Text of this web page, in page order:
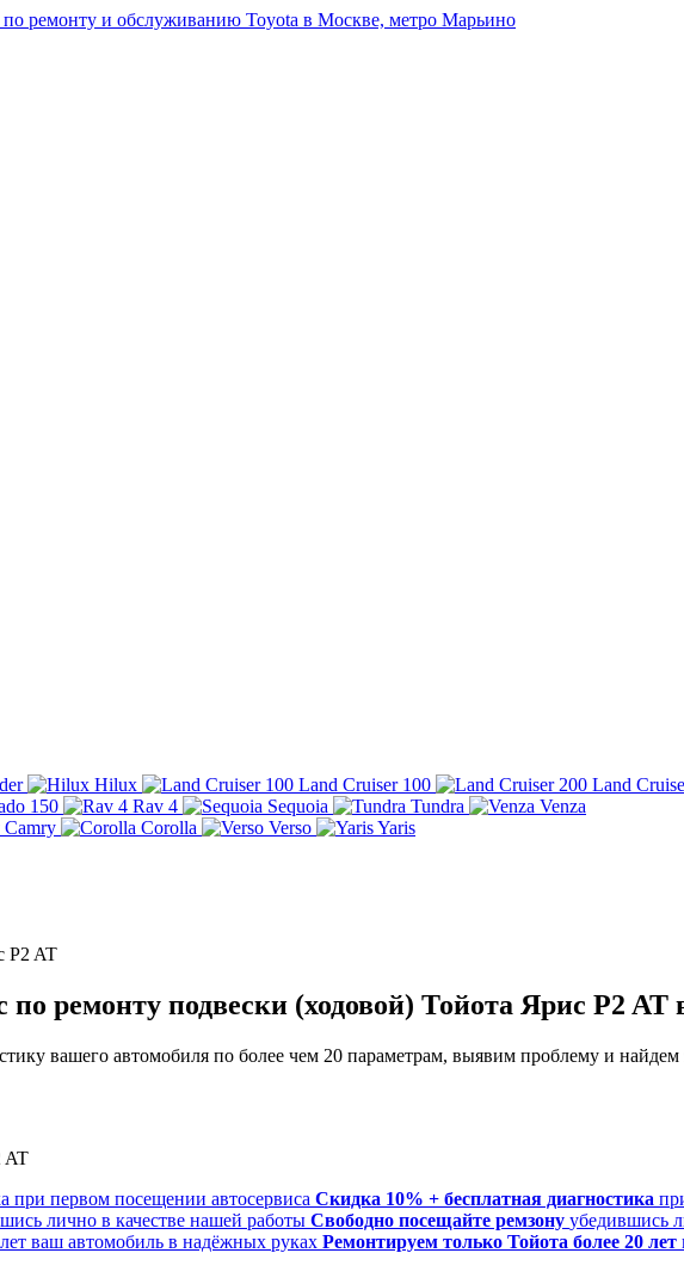
ремонту и обслуживанию Toyota в Москве, метро Марьино
Hilux Land Cruiser 100 Land
150
Rav 4 Sequoia Tundra
Venza
Camry Corolla Verso
Yaris
P2 AT
ремонту подвески (ходовой) Тойота Ярис P2 AT
вашего автомобиля по более чем 20 параметрам, выявим проблему и
Скидка 10% + бесплатная диагностика
Свободно посещайте ремзону убедившись
Ремонтируем только Тойота более 20 лет